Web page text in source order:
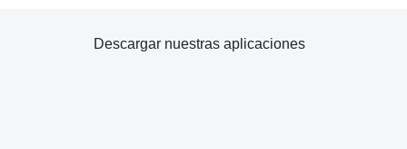
Descargar nuestras aplicaciones